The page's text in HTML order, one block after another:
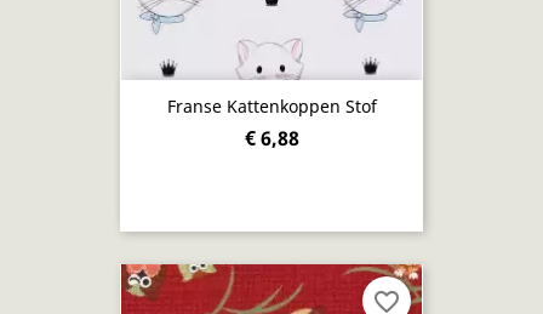
Franse Kattenkoppen Stof
€ 6,88
favorite_border